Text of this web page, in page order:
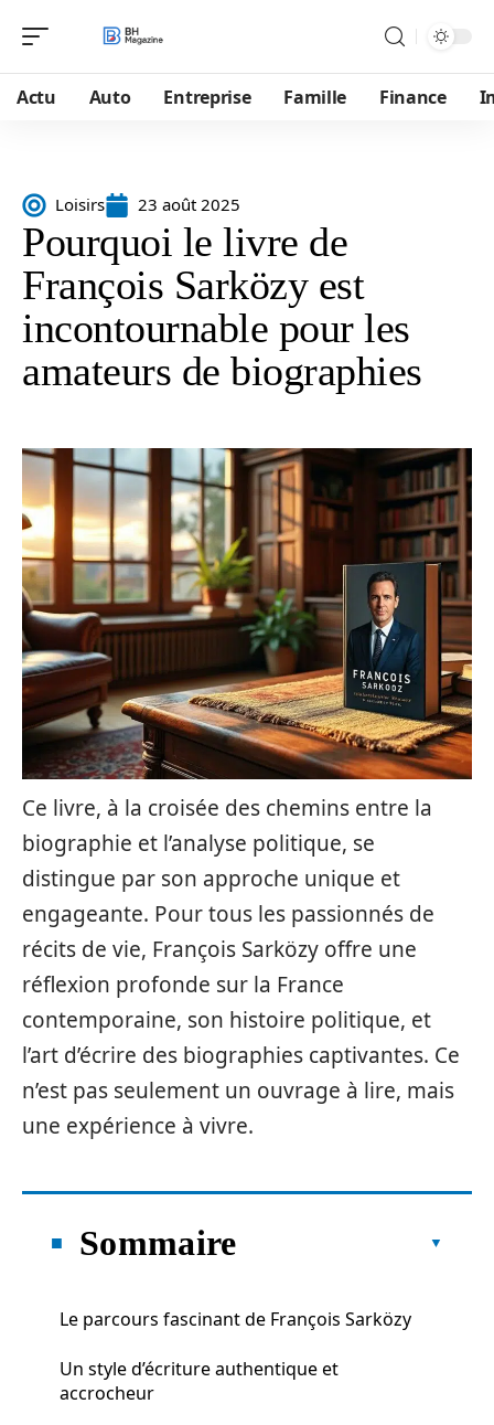
Actu Auto Entreprise Famille Finance
Loisirs 23 août 2025
Pourquoi le livre de
François Sarközy est
incontournable pour les
amateurs de biographies
Ce livre, à la croisée des chemins entre la
biographie et l’analyse politique, se
distingue par son approche unique et
engageante. Pour tous les passionnés de
récits de vie, François Sarközy offre une
réflexion profonde sur la France
contemporaine, son histoire politique, et
l’art d’écrire des biographies captivantes. Ce
n’est pas seulement un ouvrage à lire, mais
une expérience à vivre.
Sommaire
Le parcours fascinant de François Sarközy
Un style d’écriture authentique et
accrocheur